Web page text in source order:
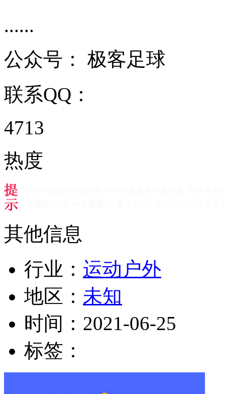
......
公众号： 极客足球
联系QQ：
4713
热度
其他信息
行业： 运动户外
地区： 未知
时间： 2021-06-25
标签：